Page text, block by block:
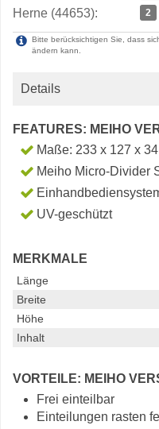
Herne (44653): 2
Bitte berücksichtigen Sie, dass
ändern kann.
Details
FEATURES: MEIHO
Maße: 233 x 127 x
Meiho Micro-Divider
UV-geschützt
MERKMALE
Länge
Breite
Höhe
Inhalt
VORTEILE: MEIHO
Frei einteilbar
Einteilungen rasten